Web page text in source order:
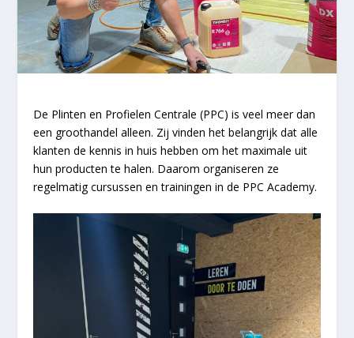
De Plinten en Profielen Centrale (PPC) is veel meer dan
een groothandel alleen. Zij vinden het belangrijk dat alle
klanten de kennis in huis hebben om het maximale uit
hun producten te halen. Daarom organiseren ze
regelmatig cursussen en trainingen in de PPC Academy.